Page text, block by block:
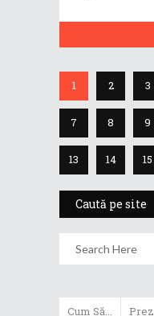
1 2 3
7 8 9
13 14 15
Caută pe site
Cum Să...